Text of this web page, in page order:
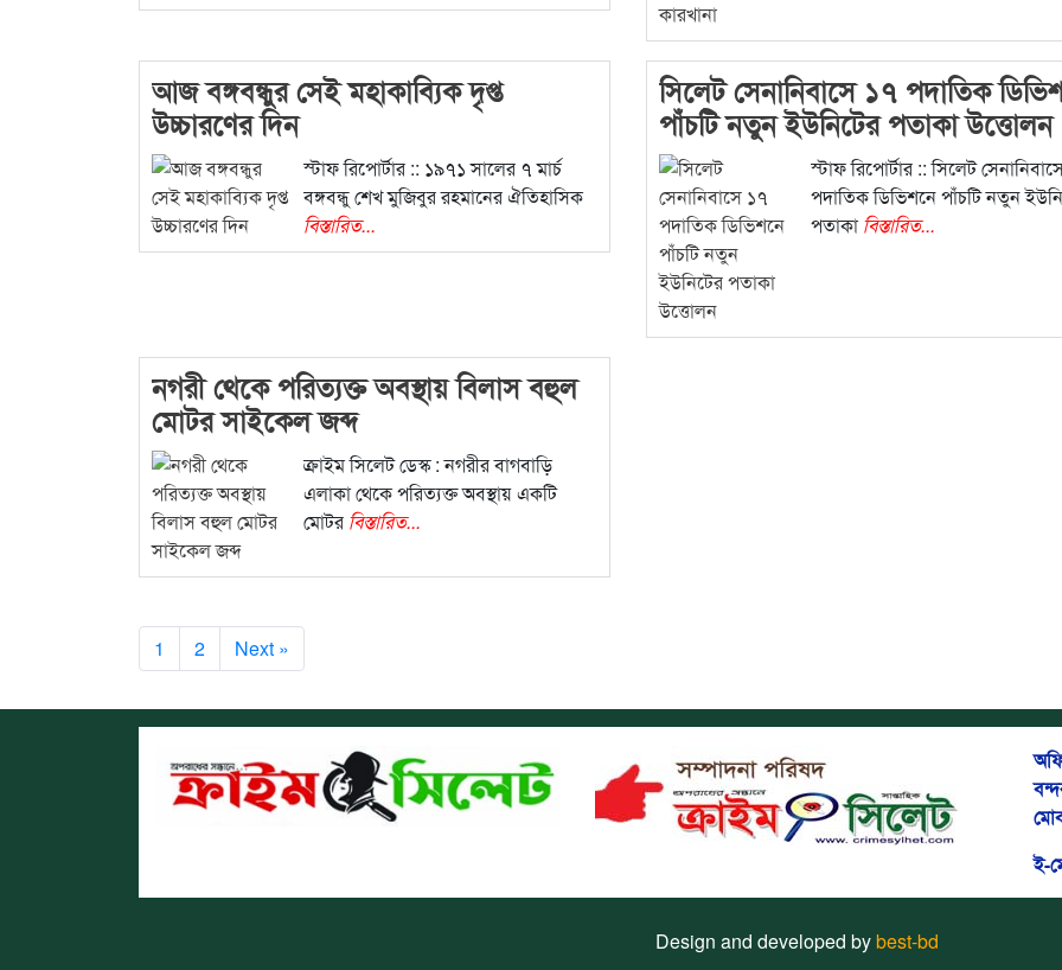
আজ বঙ্গবন্ধুর সেই মহাকাব্যিক দৃপ্ত
উচ্চারণের দিন
স্টাফ রিপোর্টার :: ১৯৭১ সালের ৭ মার্চ
বঙ্গবন্ধু শেখ মুজিবুর রহমানের ঐতিহাসিক
বিস্তারিত...
সিলেট সেনানিবাসে ১৭ পদাতিক
পাঁচটি নতুন ইউনিটের পতাকা উত্তোলন
স্টাফ রিপোর্টার :: সিলেট
পদাতিক ডিভিশনে পাঁচটি নতুন
পতাকাবিস্তারিত...
নগরী থেকে পরিত্যক্ত অবস্থায় বিলাস বহুল
মোটর সাইকেল জব্দ
ক্রাইম সিলেট ডেস্ক : নগরীর বাগবাড়ি
এলাকা থেকে পরিত্যক্ত অবস্থায় একটি
মোটর বিস্তারিত...
1 2 Next »
ই-
Design and developed bybest-bd